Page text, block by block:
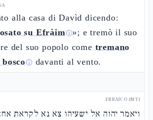
alla casa di Davìd dicendo:
su Efràimⓘ»; e tremò il suo
del suo popolo come tremano
ⓘ davanti al vento.
EBRAICO (MT)
ויאמר יהוה אל ישעיהו צא נא לקראת